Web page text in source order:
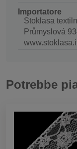
Importatore
Stoklasa
Průmyslová
Potrebbe